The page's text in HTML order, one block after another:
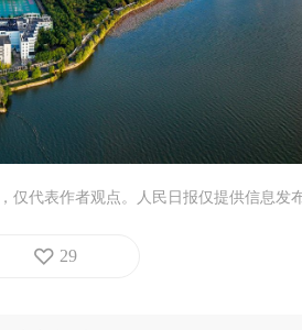
仅代表作者观点。人民日报仅提供信息发
29